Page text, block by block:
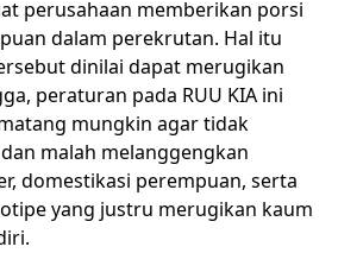
perusahaan memberikan porsi
dalam perekrutan. Hal itu
dinilai dapat merugikan
peraturan pada RUU KIA ini
mungkin agar tidak
malah melanggengkan
domestikasi perempuan, serta
yang justru merugikan kaum